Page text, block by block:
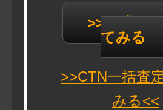
>>公式サ
てみる
>>CTN一括査
みる<<